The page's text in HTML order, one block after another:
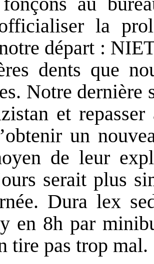
la
départ :
dents que
Notre dernière
et
un
de leur
serait plus
Dura lex
en 8h par
tire pas trop mal.